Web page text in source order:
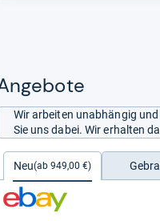
Wir arbeiten unabhängig
Sie uns dabei. Wir erhalten
Neu(ab 949,00 €)